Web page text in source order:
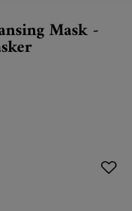
Mask -